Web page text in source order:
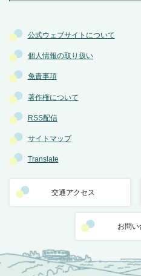
公式ウェブサイトについて
個人情報の取り扱い
免責事項
著作権について
RSS配信
サイトマップ
Translate
交通アクセス
お問